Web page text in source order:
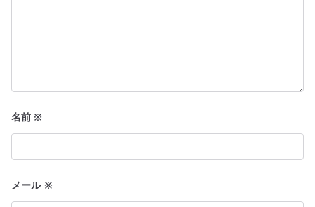
名前※
メール ※